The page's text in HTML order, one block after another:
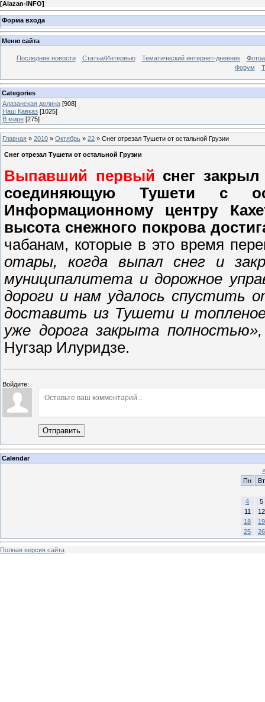
[Alazan-INFO]
Форма входа
Меню сайта
Последние новости Статьи/Интервью Тематический интернет-дневник
Форум
Categories
Алазанская долина [908]
Наш Кавказ [1025]
В мире [275]
Главная » 2010 » Октябрь » 22 » Снег отрезал Тушети от остальной Грузии
Снег отрезал Тушети от остальной Грузии
Выпавший первый снег
соединяющую Тушети с
Информационному центру
высота снежного покрова
чабанам, которые в это время
отары, когда выпал снег и
муниципалитета и дорожное
дороги и нам удалось спустить
доставить из Тушети и
уже дорога закрыта
Нугзар Илуридзе.
Войдите:
Отправить
Calendar
«
Пн
Вт
4
5
11
12
18
19
25
26
Полная версия сайта